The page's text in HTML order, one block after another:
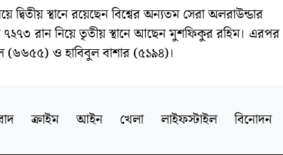
দ্বিতীয় স্থানে রয়েছেন বিশ্বের অন্যতম সেরা অলরাউন্ডার
রান নিয়ে তৃতীয় স্থানে আছেন মুশফিকুর রহিম। এরপর
ও হাবিবুল বাশার (৫১৯৪)।
ক্রাইম আইন খেলা লাইফস্টাইল বিনোদন